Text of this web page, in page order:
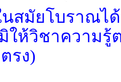
สมัยโบราณไ
ให้วิชาความ
รง)